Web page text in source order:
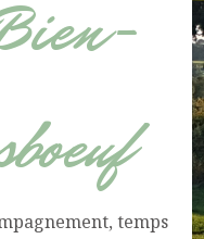
temps